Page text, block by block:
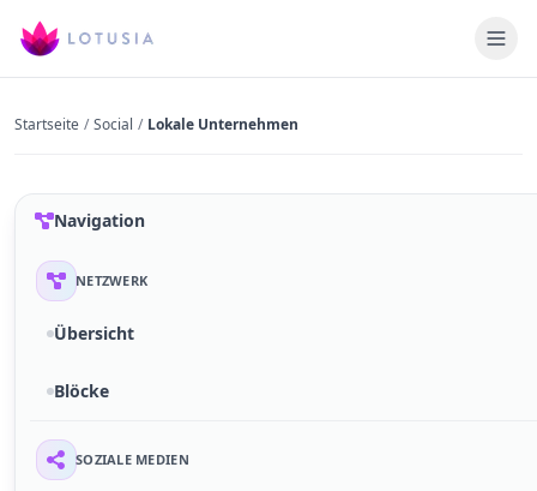
Startseite / Social / Lokale Unternehmen
Navigation
NETZWERK
Übersicht
Blöcke
SOZIALE MEDIEN